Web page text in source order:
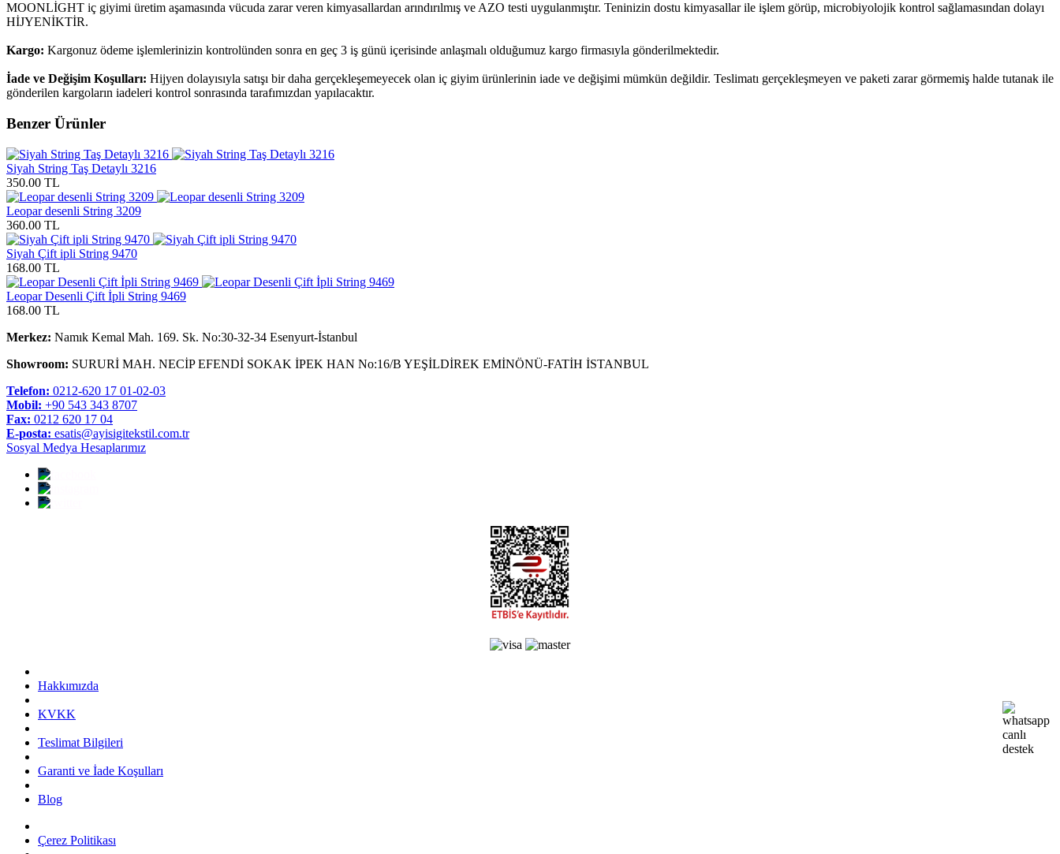
MOONLİGHT iç giyimi üretim aşamasında vücuda zarar veren kimyasallardan arındırılmış ve AZO testi uygulanmıştır. Teninizin dostu kimyasallar ile işlem görüp, microbiyolojik kontrol sağlamasından dolayı
HİJYENİKTİR.
Kargo: Kargonuz ödeme işlemlerinizin kontrolünden sonra en geç 3 iş günü içerisinde anlaşmalı olduğumuz kargo firmasıyla gönderilmektedir.
İade ve Değişim Koşulları: Hijyen dolayısıyla satışı bir daha gerçekleşemeyecek olan iç giyim ürünlerinin iade ve değişimi mümkün değildir. Teslimatı gerçekleşmeyen ve paketi zarar görmemiş halde tutanak ile
gönderilen kargoların iadeleri kontrol sonrasında tarafımızdan yapılacaktır.
Benzer Ürünler
Siyah String Taş Detaylı 3216
350.00 TL
Leopar desenli String 3209
360.00 TL
Siyah Çift ipli String 9470
168.00 TL
Leopar Desenli Çift İpli String 9469
168.00 TL
Merkez: Namık Kemal Mah. 169. Sk. No:30-32-34 Esenyurt-İstanbul
Showroom: SURURİ MAH. NECİP EFENDİ SOKAK İPEK HAN No:16/B YEŞİLDİREK EMİNÖNÜ-FATİH İSTANBUL
Telefon: 0212-620 17 01-02-03
Mobil: +90 543 343 8707
Fax: 0212 620 17 04
E-posta: esatis@ayisigitekstil.com.tr
Sosyal Medya Hesaplarımız
Hakkımızda
KVKK
Teslimat Bilgileri
Garanti ve İade Koşulları
Blog
Çerez Politikası